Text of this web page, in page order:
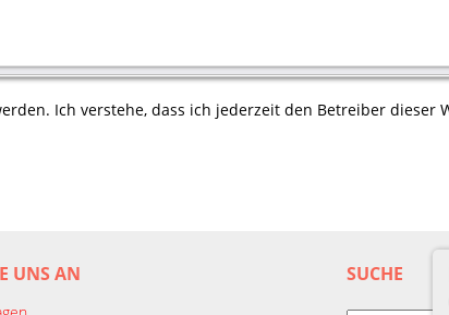
Ich verstehe, dass ich jederzeit den Betreiber dieser
UNS AN SUCHE